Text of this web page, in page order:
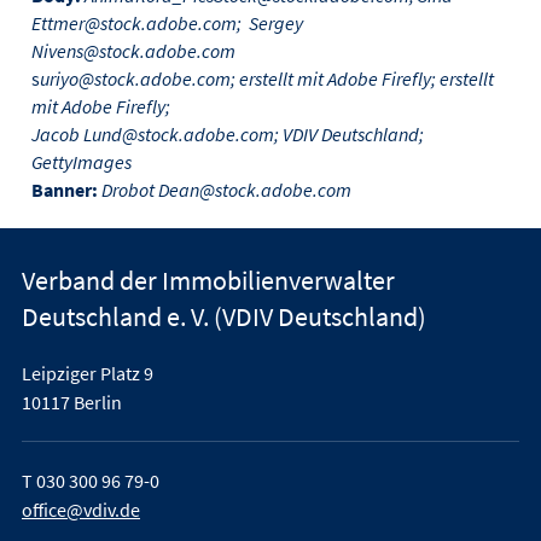
Ettmer@stock.adobe.com; Sergey
Nivens@stock.adobe.com
suriyo@stock.adobe.com; erstellt mit Adobe Firefly; erstellt
mit Adobe Firefly;
Jacob Lund@stock.adobe.com; VDIV Deutschland;
GettyImages
Banner: Drobot Dean@stock.adobe.com
Verband der Immobilienverwalter
Deutschland e. V. (VDIV Deutschland)
Leipziger Platz 9
10117 Berlin
T030 300 96 79-0
office@vdiv.de